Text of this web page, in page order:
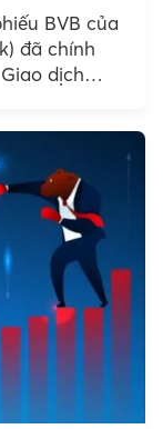
BVB của
đã chính
dịch